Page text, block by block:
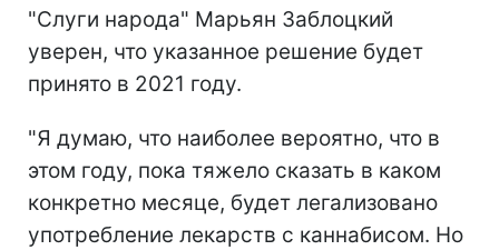
"Слуги народа" Марьян Заблоцкий
уверен, что указанное решение будет
принято в 2021 году.
"Я думаю, что наиболее вероятно, что в
этом году, пока тяжело сказать в каком
конкретно месяце, будет легализовано
употребление лекарств с каннабисом. Но